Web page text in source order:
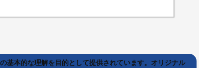
基本的な理解を目的として提供されています。オリジナル